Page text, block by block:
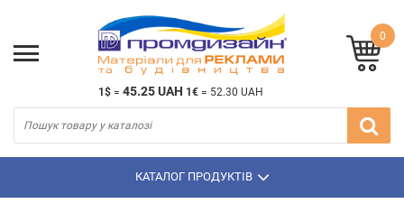
1$ = 45.25 UAH 1€ = 52.30 UAH
0
КАТАЛОГ ПРОДУКТІВ